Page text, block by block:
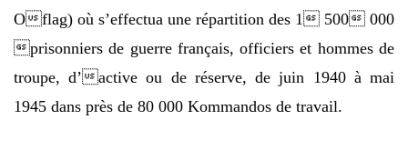
Oflag) où s’effectua une répartition des 1 500 000
prisonniers de guerre français, officiers et hommes de
troupe, d’active ou de réserve, de juin 1940 à mai
1945 dans près de 80 000 Kommandos de travail.